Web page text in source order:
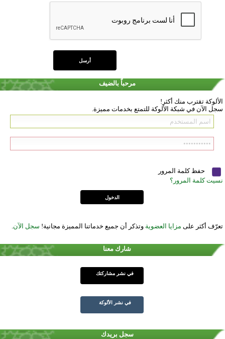
مرحباً بالضيف
الألوكة تقترب منك أكثر!
سجل الآن في شبكة الألوكة للتمتع بخدمات مميزة.
حفظ كلمة المرور
نسيت كلمة المرور؟
تعرّف أكثر على مزايا العضوية وتذكر أن جميع خدماتنا المميزة مجانية! سجل الآن.
شارك معنا
في نشر مشاركتك
في نشر الألوكة
سجل بريدك